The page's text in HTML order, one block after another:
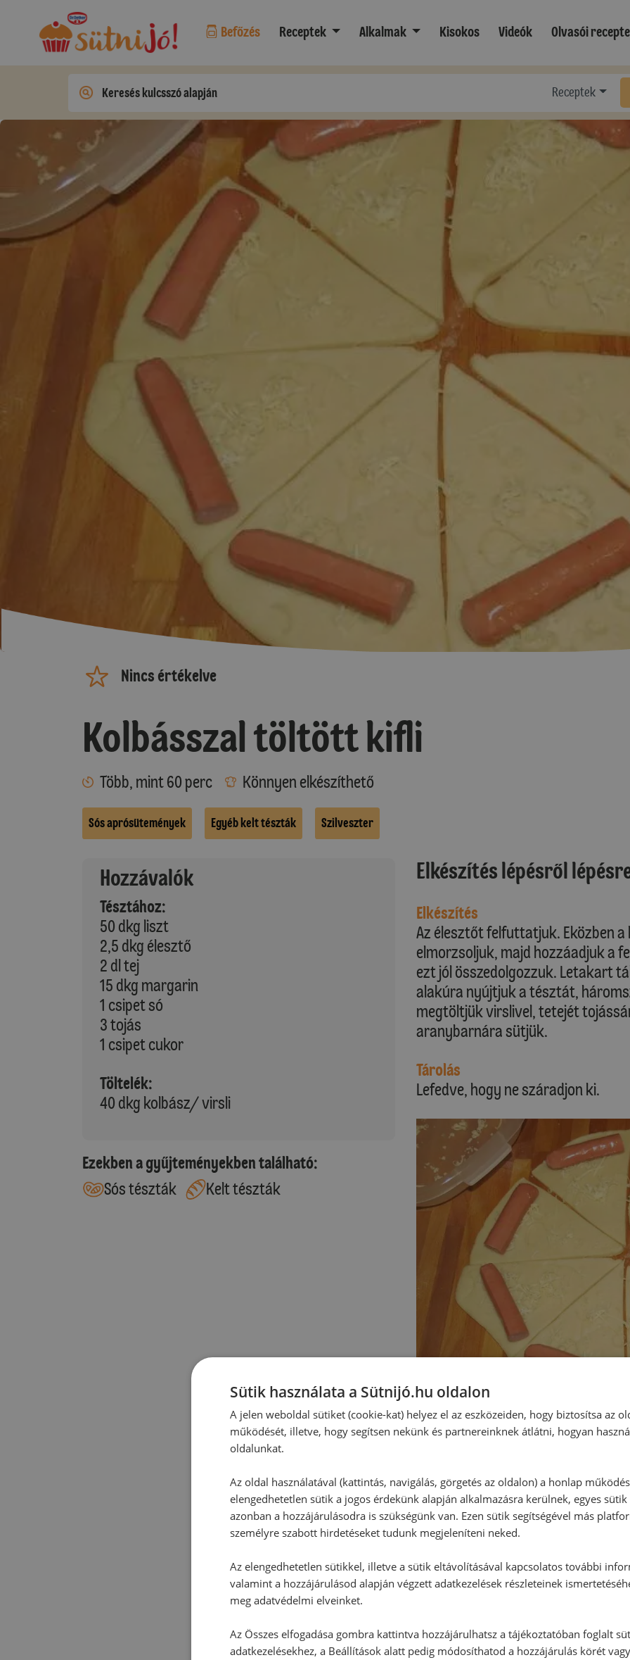
Befőzés Receptek Alkalmak Kisokos Videók Olvasói
Receptek
Nincs értékelve
Kolbásszal töltött kifli
Több, mint 60 perc Könnyen elkészíthető
Sós aprósütemények Egyéb kelt tészták Szilveszter
Hozzávalók
Tésztához:
50 dkg liszt
2,5 dkg élesztő
2 dl tej
15 dkg margarin
1 csipet só
3 tojás
1 csipet cukor
Töltelék:
40 dkg kolbász/ virsli
Ezekben a gyűjteményekben található:
Sós tészták
Kelt tészták
Elkészítés lépésről
Elkészítés
Az élesztőt felfuttatjuk. Eközben
elmorzsoljuk, majd hozzáadjuk a
ezt jól összedolgozzuk. Letakart
alakúra nyújtjuk a tésztát,
megtöltjük virslivel, tetejét
aranybarnára sütjük.
Tárolás
Lefedve, hogy ne száradjon ki.
Hozzászólások
Ehhez a recepthez még nem
Vélemény írásához, kérjük,
Sütik használata a Sütnijó.hu oldalon
A jelen weboldal sütiket (cookie-kat) helyez el az eszközeiden, hogy biztosítsa az
működését, illetve, hogy segítsen nekünk és partnereinknek átlátni, hogyan
oldalunkat.
Az oldal használatával (kattintás, navigálás, görgetés az oldalon) a honlap
elengedhetetlen sütik a jogos érdekünk alapján alkalmazásra kerülnek, egyes
azonban a hozzájárulásodra is szükségünk van. Ezen sütik segítségével más
személyre szabott hirdetéseket tudunk megjeleníteni neked.
Az elengedhetetlen sütikkel, illetve a sütik eltávolításával kapcsolatos további
valamint a hozzájárulásod alapján végzett adatkezelések részleteinek
meg adatvédelmi elveinket.
Az Összes elfogadása gombra kattintva hozzájárulhatsz a tájékoztatóban foglalt
adatkezelésekhez, a Beállítások alatt pedig módosíthatod a hozzájárulás körét